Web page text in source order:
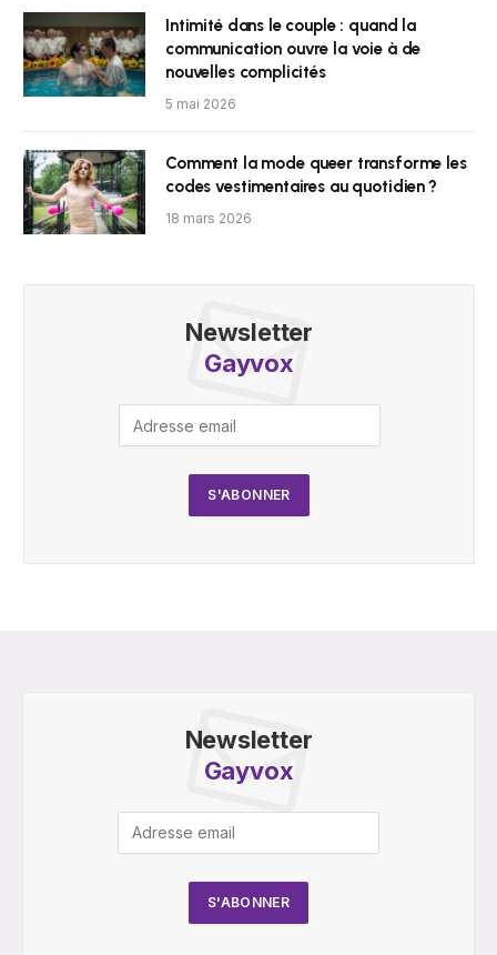
Intimité dans le couple : quand la
communication ouvre la voie à de
nouvelles complicités
5 mai 2026
Comment la mode queer transforme les
codes vestimentaires au quotidien ?
18 mars 2026
Newsletter
Gayvox
Newsletter
Gayvox